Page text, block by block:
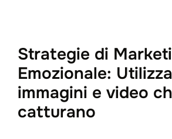
Strategie di
Emozionale: Utilizza
immagini e video
catturano